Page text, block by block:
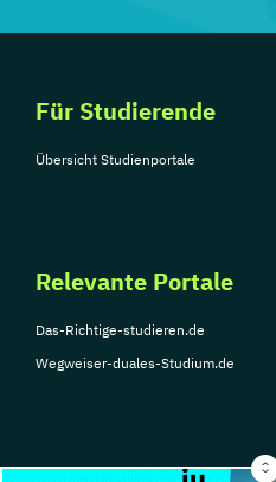
Für Studierende
Übersicht Studienportale
Relevante Portale
Das-Richtige-studieren.de
Wegweiser-duales-Studium.de